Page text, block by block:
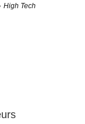
High Tech